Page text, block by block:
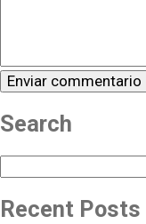
Search
Recent Posts